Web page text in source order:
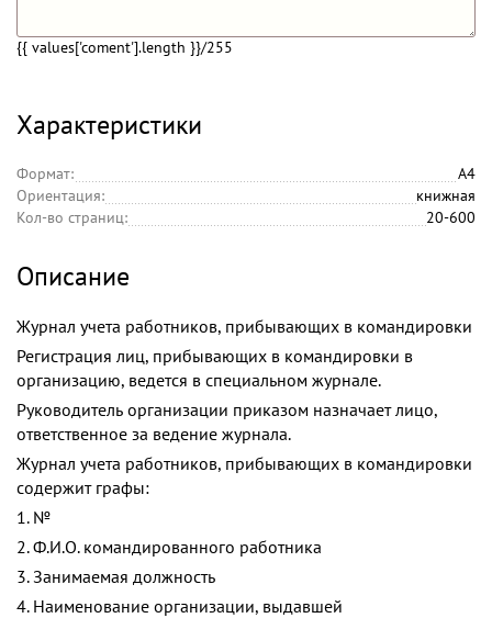
{{ values['coment'].length }}/255
Характеристики
Формат:
А4
Ориентация:
книжная
Кол-во страниц:
20-600
Описание
Журнал учета работников, прибывающих в командировки
Регистрация лиц, прибывающих в командировки в
организацию, ведется в специальном журнале.
Руководитель организации приказом назначает лицо,
ответственное за ведение журнала.
Журнал учета работников, прибывающих в командировки
содержит графы:
1. №
2. Ф.И.О. командированного работника
3. Занимаемая должность
4. Наименование организации, выдавшей